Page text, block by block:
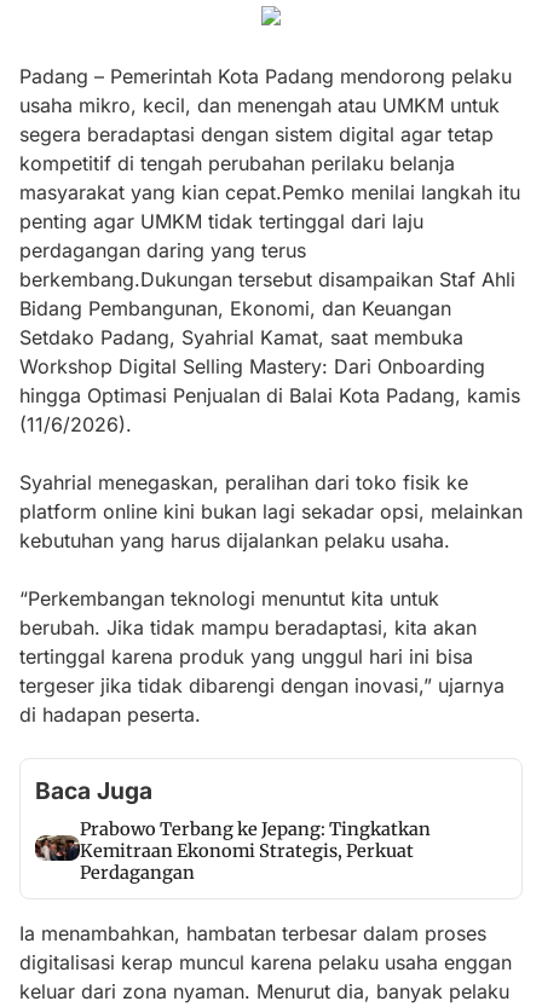
Padang – Pemerintah Kota Padang mendorong pelaku
usaha mikro, kecil, dan menengah atau UMKM untuk
segera beradaptasi dengan sistem digital agar tetap
kompetitif di tengah perubahan perilaku belanja
masyarakat yang kian cepat.Pemko menilai langkah itu
penting agar UMKM tidak tertinggal dari laju
perdagangan daring yang terus
berkembang.Dukungan tersebut disampaikan Staf Ahli
Bidang Pembangunan, Ekonomi, dan Keuangan
Setdako Padang, Syahrial Kamat, saat membuka
Workshop Digital Selling Mastery: Dari Onboarding
hingga Optimasi Penjualan di Balai Kota Padang, kamis
(11/6/2026).
Syahrial menegaskan, peralihan dari toko fisik ke
platform online kini bukan lagi sekadar opsi, melainkan
kebutuhan yang harus dijalankan pelaku usaha.
“Perkembangan teknologi menuntut kita untuk
berubah. Jika tidak mampu beradaptasi, kita akan
tertinggal karena produk yang unggul hari ini bisa
tergeser jika tidak dibarengi dengan inovasi,” ujarnya
di hadapan peserta.
Baca Juga
Prabowo Terbang ke Jepang: Tingkatkan
Kemitraan Ekonomi Strategis, Perkuat
Perdagangan
Ia menambahkan, hambatan terbesar dalam proses
digitalisasi kerap muncul karena pelaku usaha enggan
keluar dari zona nyaman. Menurut dia, banyak pelaku